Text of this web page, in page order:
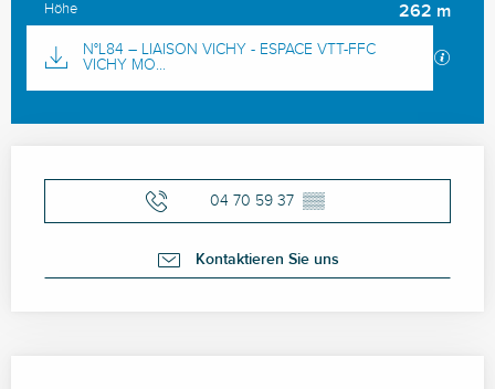
Höhe 262 m
Dokumentation
N°L84 – LIAISON VICHY - ESPACE VTT-FFC
VICHY MO...
Mit
Öffnungszeiten & Kontaktdaten
04 70 59 37 ▒▒
Kontaktieren Sie uns